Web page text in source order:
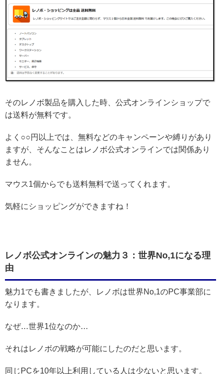
そのレノボ製品を購入した時、公式オンラインショップで
は送料が無料です。
よく○○円以上では、無料などのキャンペーンや縛りがあり
ますが、そんなことはレノボ公式オンラインでは関係あり
ません。
マウス1個からでも送料無料で送ってくれます。
気軽にショッピングができますね！
レノボ公式オンラインの魅力３：世界No,1になる理
由
魅力1でも書きましたが、レノボは世界No,1のPC事業部に
なります。
なぜ…世界1位なのか…
それはレノボの戦略が可能にしたのだと思います。
同じPCを10年以上利用している人は少ないと思います。